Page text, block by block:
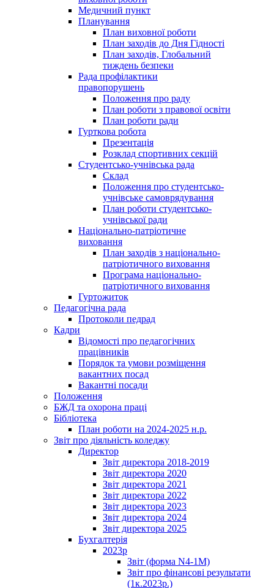
Медичний пункт
Планування
План виховної роботи
План заходів до Дня Гідності
План заходів, Глобальний
тиждень безпеки
Рада профілактики
правопорушень
Положення про раду
План роботи з правової освіти
План роботи ради
Гурткова робота
Презентація
Розклад спортивних секцій
Студентсько-учнівська рада
Склад
Положення про студентсько-
учнівське самоврядування
План роботи студентсько-
учнівської ради
Національно-патріотичне
виховання
План заходів з національно-
патріотичного виховання
Програма національно-
патріотичного виховання
Гуртожиток
Педагогічна рада
Протоколи педрад
Кадри
Відомості про педагогічних
працівників
Порядок та умови розміщення
вакантних посад
Вакантні посади
Положення
БЖД та охорона праці
Бібліотека
План роботи на 2024-2025 н.р.
Звіт про діяльність коледжу
Директор
Звіт директора 2018-2019
Звіт директора 2020
Звіт директора 2021
Звіт директора 2022
Звіт директора 2023
Звіт директора 2024
Звіт директора 2025
Бухгалтерія
2023р
Звіт (форма N4-1M)
Звіт про фінансові результати
(1к.2023р.)